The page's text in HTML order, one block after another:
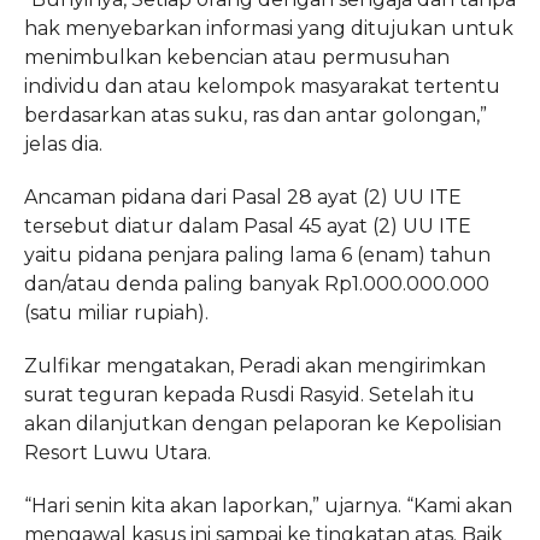
hak menyebarkan informasi yang ditujukan untuk
menimbulkan kebencian atau permusuhan
individu dan atau kelompok masyarakat tertentu
berdasarkan atas suku, ras dan antar golongan,”
jelas dia.
Ancaman pidana dari Pasal 28 ayat (2) UU ITE
tersebut diatur dalam Pasal 45 ayat (2) UU ITE
yaitu pidana penjara paling lama 6 (enam) tahun
dan/atau denda paling banyak Rp1.000.000.000
(satu miliar rupiah).
Zulfikar mengatakan, Peradi akan mengirimkan
surat teguran kepada Rusdi Rasyid. Setelah itu
akan dilanjutkan dengan pelaporan ke Kepolisian
Resort Luwu Utara.
“Hari senin kita akan laporkan,” ujarnya. “Kami akan
mengawal kasus ini sampai ke tingkatan atas. Baik